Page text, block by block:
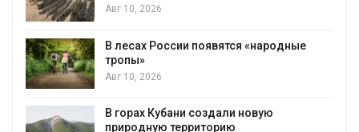
Авг 10, 2026
В лесах России появятся «народные
тропы»
Авг 10, 2026
В горах Кубани создали новую
природную территорию